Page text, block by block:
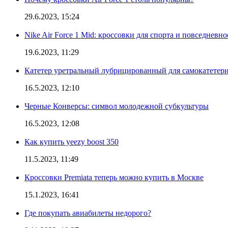
29.6.2023, 15:24
Nike Air Force 1 Mid: кроссовки для спорта и
19.6.2023, 11:29
Катетер уретральный лубрицированный для
16.5.2023, 12:10
Черные Конверсы: символ молодежной субкультуры
16.5.2023, 12:08
Как купить yeezy boost 350
11.5.2023, 11:49
Кроссовки Premiata теперь можно купить в Москве
15.1.2023, 16:41
Где покупать авиабилеты недорого?